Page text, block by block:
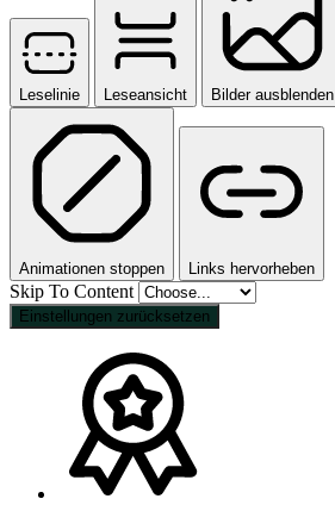
Leselinie Leseansicht Bilder ausblenden
Animationen stoppen Links hervorheben
Skip To Content
Einstellungen zurücksetzen